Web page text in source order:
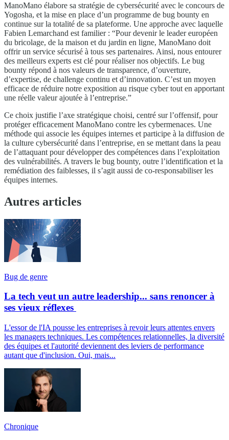
ManoMano élabore sa stratégie de cybersécurité avec le concours de
Yogosha, et la mise en place d’un programme de bug bounty en
continue sur la totalité de sa plateforme. Une approche avec laquelle
Fabien Lemarchand est familier : “Pour devenir le leader européen
du bricolage, de la maison et du jardin en ligne, ManoMano doit
offrir un service sécurisé à tous ses partenaires. Ainsi, nous entourer
des meilleurs experts est clé pour réaliser nos objectifs. Le bug
bounty répond à nos valeurs de transparence, d’ouverture,
d’expertise, de challenge continu et d’innovation. C’est un moyen
efficace de réduire notre exposition au risque cyber tout en apportant
une réelle valeur ajoutée à l’entreprise.”
Ce choix justifie l’axe stratégique choisi, centré sur l’offensif, pour
protéger efficacement ManoMano contre les cybermenaces. Une
méthode qui associe les équipes internes et participe à la diffusion de
la culture cybersécurité dans l’entreprise, en se mettant dans la peau
de l’attaquant pour développer des compétences dans l’exploitation
des vulnérabilités. A travers le bug bounty, outre l’identification et la
remédiation des faiblesses, il s’agit aussi de co-responsabiliser les
équipes internes.
Autres articles
Bug de genre
La tech veut un autre leadership... sans renoncer à
ses vieux réflexes
L'essor de l'IA pousse les entreprises à revoir leurs attentes envers
les managers techniques. Les compétences relationnelles, la diversité
des équipes et l'autorité deviennent des leviers de performance
autant que d'inclusion. Oui, mais...
Chronique